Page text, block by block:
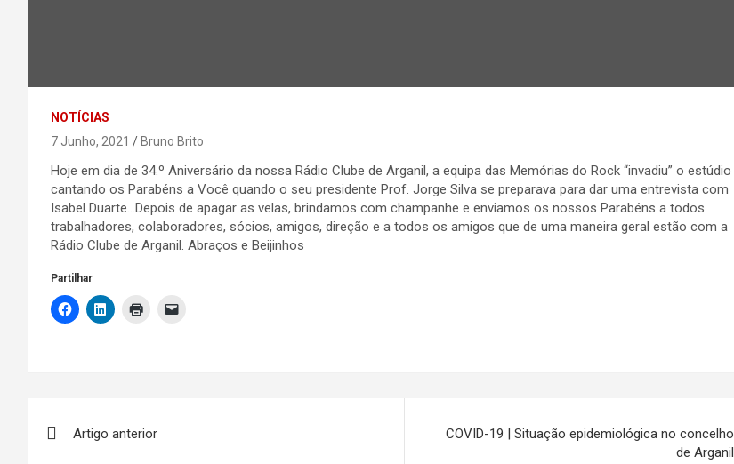
NOTÍCIAS
7 Junho, 2021
Bruno Brito
Hoje em dia de 34.º Aniversário da nossa Rádio Clube de Arganil, a equipa das Memórias do Rock “invadiu” o estúdio
cantando os Parabéns a Você quando o seu presidente Prof. Jorge Silva se preparava para dar uma entrevista com
Isabel Duarte…Depois de apagar as velas, brindamos com champanhe e enviamos os nossos Parabéns a todos
trabalhadores, colaboradores, sócios, amigos, direção e a todos os amigos que de uma maneira geral estão com a
Rádio Clube de Arganil. Abraços e Beijinhos
Partilhar
Artigo anterior
COVID-19 | Situação epidemiológica no concelho
de Arganil